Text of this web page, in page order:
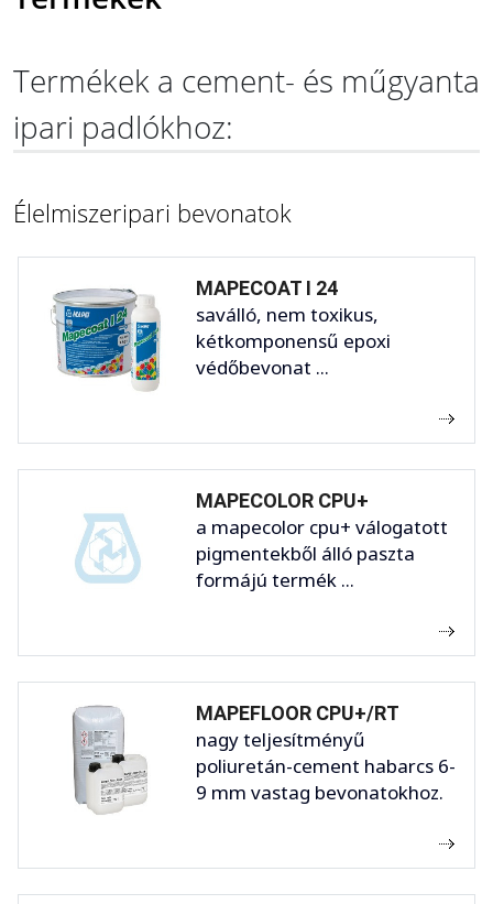
Termékek a cement- és műgyanta
ipari padlókhoz:
Élelmiszeripari bevonatok
MAPECOAT I 24
saválló, nem toxikus,
kétkomponensű epoxi
védőbevonat ...
MAPECOLOR CPU+
a mapecolor cpu+ válogatott
pigmentekből álló paszta
formájú termék ...
MAPEFLOOR CPU+/RT
nagy teljesítményű
poliuretán-cement habarcs 6-
9 mm vastag bevonatokhoz.